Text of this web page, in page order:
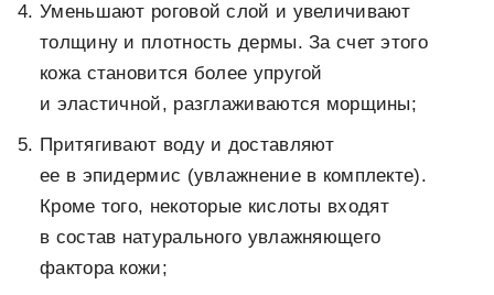
Уменьшают роговой слой и увеличивают
толщину и плотность дермы. За счет этого
кожа становится более упругой
и эластичной, разглаживаются морщины;
Притягивают воду и доставляют
ее в эпидермис (увлажнение в комплекте).
Кроме того, некоторые кислоты входят
в состав натурального увлажняющего
фактора кожи;